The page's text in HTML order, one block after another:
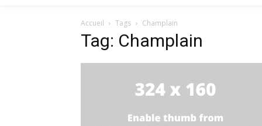
Accueil Tags Champlain
Tag: Champlain